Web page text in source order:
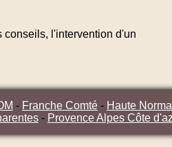
conseils, l'intervention d'un
- Franche Comté - Haute
- Provence Alpes Côte